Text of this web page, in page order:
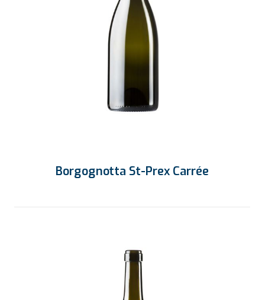
Borgognotta St-Prex Carrée